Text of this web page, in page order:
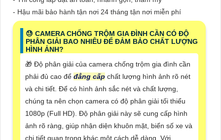
- Hậu mãi bảo hành tận nơi 24 tháng tận nơi miễn phí
😓 CAMERA CHỐNG TRỘM GIA ĐÌNH CẦN CÓ ĐỘ
PHÂN GIẢI BAO NHIÊU ĐỂ ĐẢM BẢO CHẤT LƯỢNG
HÌNH ẢNH?
🎁 Độ phân giải của camera chống trộm gia đình cần
phải đủ cao để đẳng cấp chất lượng hình ảnh rõ nét
và chi tiết. Để có hình ảnh sắc nét và chất lượng,
chúng ta nên chọn camera có độ phân giải tối thiểu
1080p (Full HD). Độ phân giải này sẽ cung cấp hình
ảnh rõ ràng, giúp nhận diện khuôn mặt, biển số xe và
chi tiết quan trọng khác một cách dễ dàng. Với